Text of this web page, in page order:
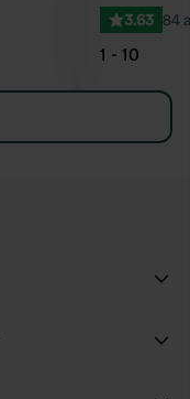
3.63 84
1 - 10